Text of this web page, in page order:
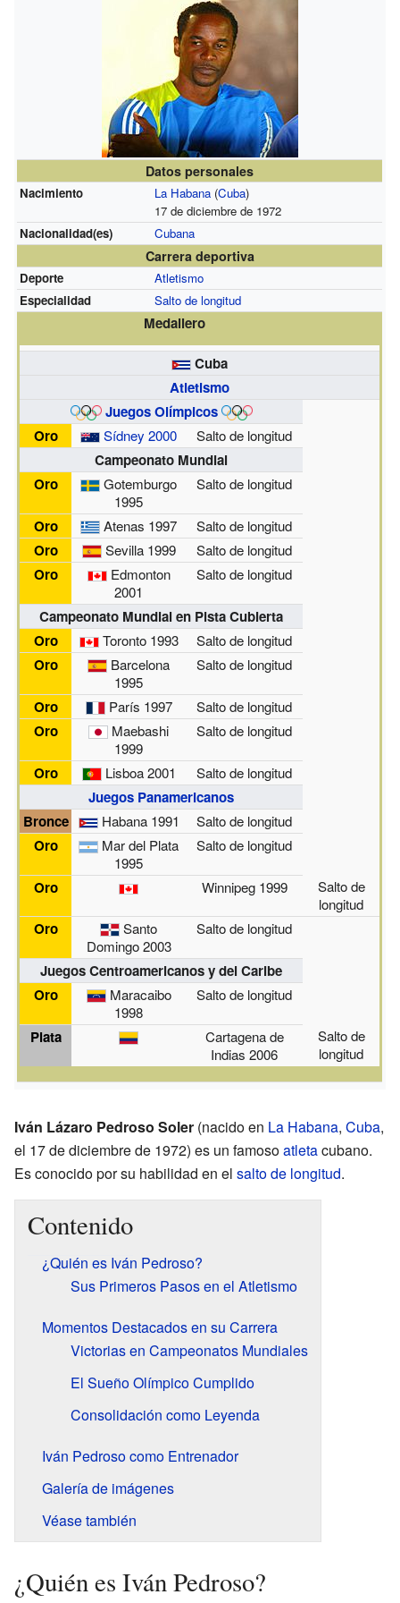
Datos personales
Nacimiento La Habana(Cuba)
17 de diciembre de 1972
Nacionalidad(es)
Cubana
Carrera deportiva
Deporte
Atletismo
Especialidad
Salto de longitud
Medallero
Cuba
Atletismo
Juegos Olímpicos
Oro
Sídney 2000 Salto de longitud
Campeonato Mundial
Oro
Gotemburgo
1995
Salto de longitud
Oro Atenas 1997 Salto de longitud
Oro Sevilla 1999 Salto de longitud
Oro
Edmonton
2001
Salto de longitud
Campeonato Mundial en Pista Cubierta
Oro
Toronto 1993 Salto de longitud
Oro
Barcelona
1995
Salto de longitud
Oro París 1997 Salto de longitud
Oro
Maebashi
1999
Salto de longitud
Oro Lisboa 2001 Salto de longitud
Juegos Panamericanos
Bronce
Habana 1991 Salto de longitud
Oro
Mar del Plata
1995
Salto de longitud
Oro Winnipeg 1999
Salto de
longitud
Oro
Santo
Domingo 2003
Salto de longitud
Juegos Centroamericanos y del Caribe
Oro
Maracaibo
1998
Salto de longitud
Plata
Cartagena de
Indias 2006
Salto de
longitud
Iván Lázaro Pedroso Soler (nacido en La Habana, Cuba,
el 17 de diciembre de 1972) es un famosoatletacubano.
Es conocido por su habilidad en el salto de longitud.
Contenido
¿Quién es Iván Pedroso?
Sus Primeros Pasos en el Atletismo
Momentos Destacados en su Carrera
Victorias en Campeonatos Mundiales
El Sueño Olímpico Cumplido
Consolidación como Leyenda
Iván Pedroso como Entrenador
Galería de imágenes
Véase también
¿Quién es Iván Pedroso?